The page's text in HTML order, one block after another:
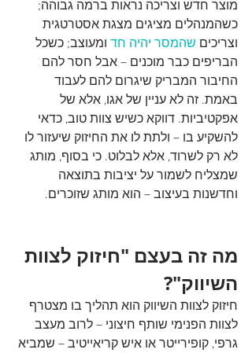
מוצר חדש וצריכה נראות ברמה גבוהה;
כשהמנהלים מציגים מצגת אסטרטגית
וצריכים שהמסר יהיה חד ומעוצב; כשכל
הבריפים כבר מוכנים – אבל חסר להם
החיבור המבריק שיגרום להם לעבוד
באמת. זה לא עניין של אגו, אלא של
אפקטיביות. דווקא כשיש צוות טוב, כדאי
להשקיע בו – ולתת לו את החיזוק שיעזור לו
לא רק לשרוד, אלא לבלוט. כי בסוף, מותג
שמצליח לשמור על יציבות בתוצאה
וחדשנות בעיצוב – הוא מותג שזוכרים.
מה זה בעצם "חיזוק לצוות
השיווק"?
חיזוק לצוות השיווק הוא תהליך בו מצטרף
לצוות הפנימי שותף חיצוני – לרוב מעצב
גרפי, קופירייטר או איש קריאייטיב – שמביא